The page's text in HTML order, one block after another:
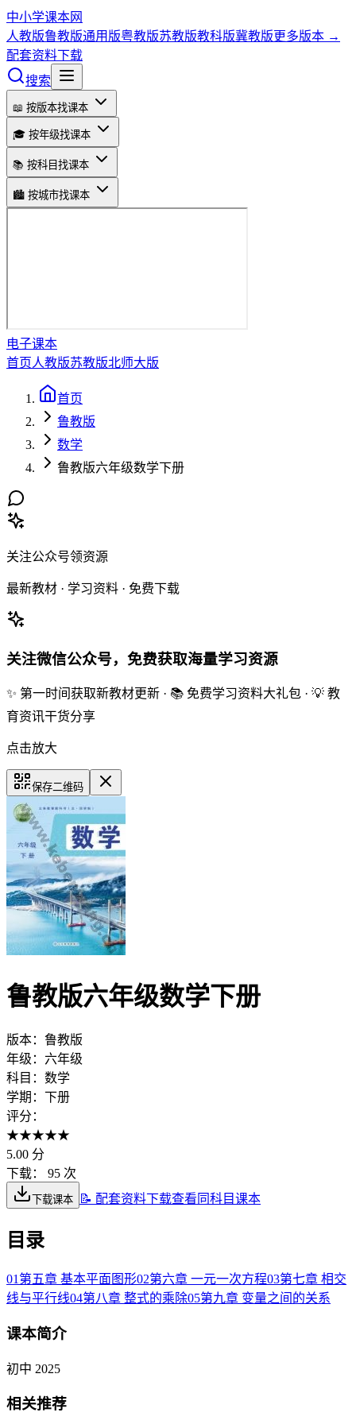
中小学课本网
人教版鲁教版通用版粤教版苏教版教科版冀教版更多版本 →
配套资料下载
搜索
📖 按版本找课本
🎓 按年级找课本
📚 按科目找课本
🏙️ 按城市找课本
电子课本
首页人教版苏教版北师大版
首页
鲁教版
数学
鲁教版六年级数学下册
关注公众号领资源
最新教材 · 学习资料 · 免费下载
关注微信公众号，免费获取海量学习资源
✨ 第一时间获取新教材更新 · 📚 免费学习资料大礼包 · 💡 教
育资讯干货分享
点击放大
保存二维码
鲁教版六年级数学下册
版本： 鲁教版
年级： 六年级
科目： 数学
学期： 下册
评分：
★★★★★
5.00 分
下载：
95 次
下载课本 📝 配套资料下载查看同科目课本
目录
01 第五章 基本平面图形02第六章 一元一次方程03第七章 相交
线与平行线04第八章 整式的乘除05第九章 变量之间的关系
课本简介
初中 2025
相关推荐